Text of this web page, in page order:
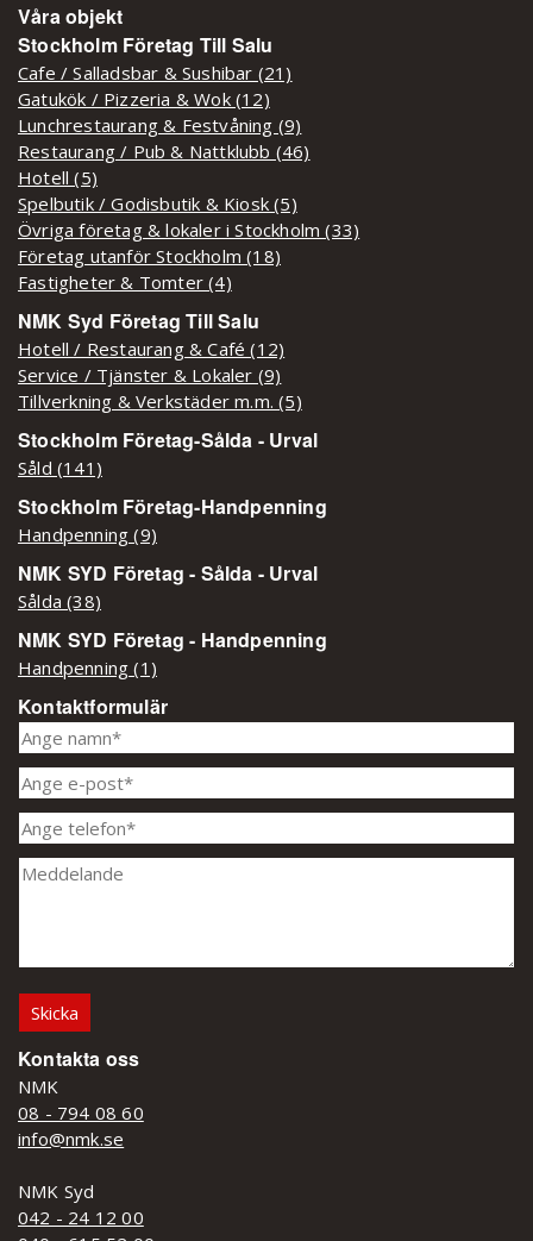
Våra objekt
Stockholm Företag Till Salu
Cafe / Salladsbar & Sushibar (21)
Gatukök / Pizzeria & Wok (12)
Lunchrestaurang & Festvåning (9)
Restaurang / Pub & Nattklubb (46)
Hotell (5)
Spelbutik / Godisbutik & Kiosk (5)
Övriga företag & lokaler i Stockholm (33)
Företag utanför Stockholm (18)
Fastigheter & Tomter (4)
NMK Syd Företag Till Salu
Hotell / Restaurang & Café (12)
Service / Tjänster & Lokaler (9)
Tillverkning & Verkstäder m.m. (5)
Stockholm Företag-Sålda - Urval
Såld (141)
Stockholm Företag-Handpenning
Handpenning (9)
NMK SYD Företag - Sålda - Urval
Sålda (38)
NMK SYD Företag - Handpenning
Handpenning (1)
Kontaktformulär
Kontakta oss
NMK
08 - 794 08 60
info@nmk.se
NMK Syd
042 - 24 12 00